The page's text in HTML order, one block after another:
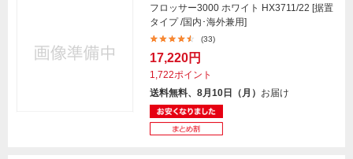
フロッサー3000 ホワイト HX3711/22 [据置
タイプ /国内･海外兼用]
(33)
17,220円
1,722ポイント
送料無料、8月10日（月） お届け